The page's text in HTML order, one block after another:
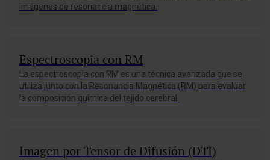
imágenes de resonancia magnética.
Espectroscopia con RM
La espectroscopia con RM es una técnica avanzada que se
utiliza junto con la Resonancia Magnética (RM) para evaluar
la composición química del tejido cerebral.
Imagen por Tensor de Difusión (DTI)